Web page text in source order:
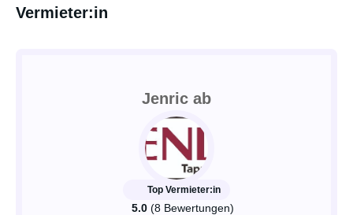
Vermieter:in
Jenric ab
Top Vermieter:in
5.0 (8 Bewertungen)